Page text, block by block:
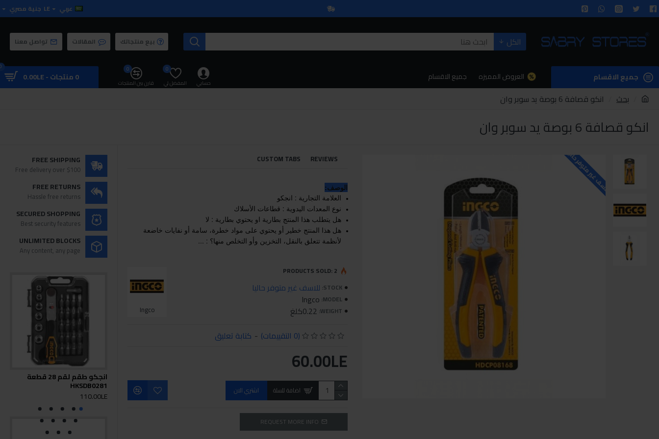
عربي LE جنية مصري
الكل بيع منتجاتك المقالات تواصل معنا
جميع الاقسام العروض المميزه جميع الاقسام
حسابي المفضل لي
0
قارن بين المنتجات
0
0 منتجات - 0.00LE
بحث انكو قصافة 6 بوصة يد سوبر وان
انكو قصافة 6 بوصة يد سوبر وان
للاسف غير متوفر حاليا REVIEWS
CUSTOM TABS
الوصف:
العلامة التجارية : انجكو
نوع المعدات اليدوية : قطاعات الأسلاك
هل يتطلب هذا المنتج بطارية او يحتوي بطارية : لا
هل هذا المنتج خطير أو يحتوي على مواد خطرة، سامة أو نفايات خاضعة
لأنظمة تتعلق بالنقل، التخزين وأو التخلص منها؟ : ...
STOCK: للاسف غير متوفر حاليا
MODEL:
Ingco
WEIGHT: 0.22كلغ Ingco
PRODUCTS SOLD: 2
(0 التقييمات) - كتابة تعليق
60.00LE
اضافة للسلة اشتري الان
REQUEST MORE INFO
FREE SHIPPING
Free delivery over $100
FREE RETURNS
Hassle free returns
SECURED SHOPPING
Best security features
UNLIMITED BLOCKS
Any content, any page
انجكو طقم لقم 28 قطعة
HKSDB0281
110.00LE